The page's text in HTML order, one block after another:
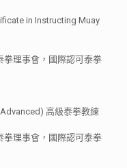
in Instructing Muay
拳理事會，國際認可泰拳
高級泰拳教練
拳理事會，國際認可泰拳